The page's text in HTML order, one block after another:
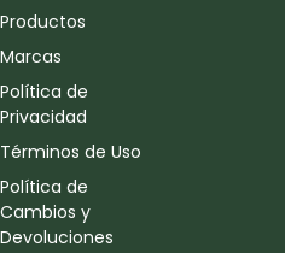
Productos
Marcas
Política de
Privacidad
Términos de Uso
Política de
Cambios y
Devoluciones